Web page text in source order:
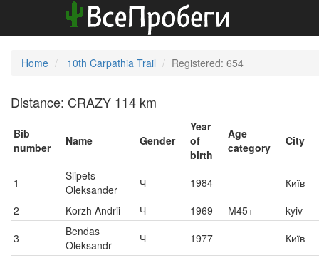
Home 10th Carpathia Trail Registered: 654
Distance: CRAZY 114 km
Bib
number
Name Gender
Year
of
birth
Age
category
City
1
Slipets
Oleksander
Ч 1984
Київ
2
Korzh Andrii Ч 1969 M45+
kyiv
3
Bendas
Oleksandr
Ч 1977 Київ